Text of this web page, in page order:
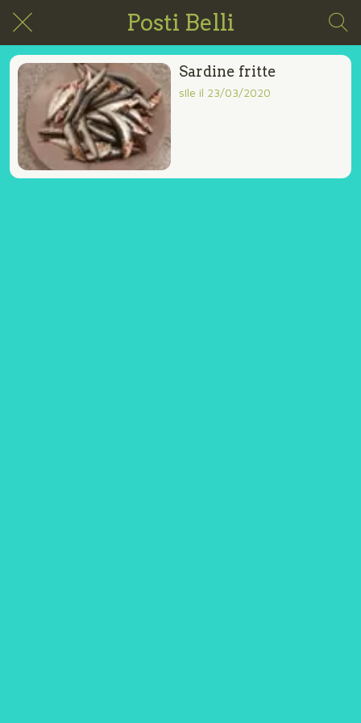
Posti Belli
Sardine fritte
sIle il 23/03/2020